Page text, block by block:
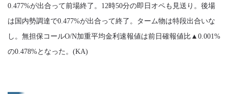
0.477%が出合って前場終了。12時50分の即日オペも見送り。後場
は国内勢調達で0.477%が出合って終了。ターム物は特段出合いな
し。無担保コールO/N加重平均金利速報値は前日確報値比▲0.001%
の0.478%となった。(KA)